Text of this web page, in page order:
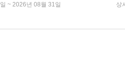
~ 2026년 08월 31일 상